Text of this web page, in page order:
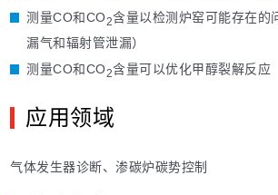
测量CO和CO2含量以检测炉窑可能存在的
漏气和辐射管泄漏）
测量CO和CO2含量可以优化甲醇裂解反应
应用领域
气体发生器诊断、渗碳炉碳势控制